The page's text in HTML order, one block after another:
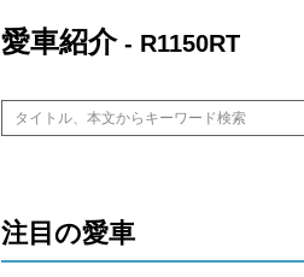
愛車紹介- R1150RT
注目の愛車